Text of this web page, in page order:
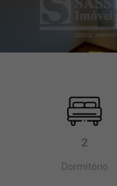
2
Dormitório